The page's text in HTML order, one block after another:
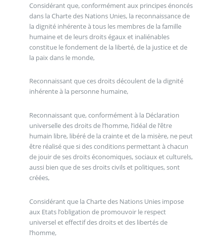
Considérant que, conformément aux principes énoncés
dans la Charte des Nations Unies, la reconnaissance de
la dignité inhérente à tous les membres de la famille
humaine et de leurs droits égaux et inaliénables
constitue le fondement de la liberté, de la justice et de
la paix dans le monde,
Reconnaissant que ces droits découlent de la dignité
inhérente à la personne humaine,
Reconnaissant que, conformément à la Déclaration
universelle des droits de l’homme, l’idéal de l’être
humain libre, libéré de la crainte et de la misère, ne peut
être réalisé que si des conditions permettant à chacun
de jouir de ses droits économiques, sociaux et culturels,
aussi bien que de ses droits civils et politiques, sont
créées,
Considérant que la Charte des Nations Unies impose
aux Etats l’obligation de promouvoir le respect
universel et effectif des droits et des libertés de
l’homme,